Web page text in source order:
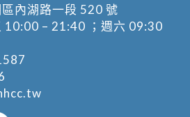
內湖路一段 520 號
10:00 – 21:40 ；週六 09:30